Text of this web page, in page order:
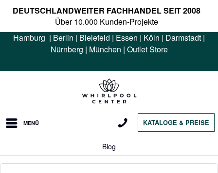
DEUTSCHLANDWEITER FACHHANDEL SEIT 2008
Über 10.000 Kunden-Projekte
Hamburg | Berlin | Bielefeld | Essen | Köln | Darmstadt |
Nürnberg | München | Outlet Store
MENÜ KATALOGE & PREISE
Blog